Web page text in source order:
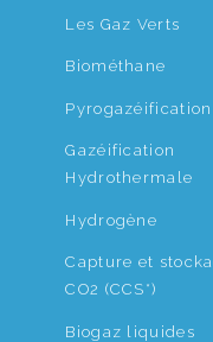
Les Gaz Verts
Biométhane
Pyrogazéification
Gazéification
Hydrothermale
Hydrogène
Capture et
CO2 (CCS*)
Biogaz liquides